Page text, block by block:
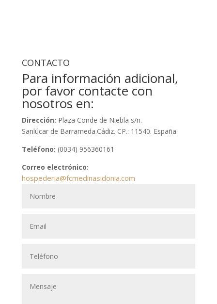
CONTACTO
Para información adicional,
por favor contacte con
nosotros en:
Dirección: Plaza Conde de Niebla s/n.
Sanlúcar de Barrameda.Cádiz. CP.: 11540. España.
Teléfono: (0034) 956360161
Correo electrónico:
hospederia@fcmedinasidonia.com